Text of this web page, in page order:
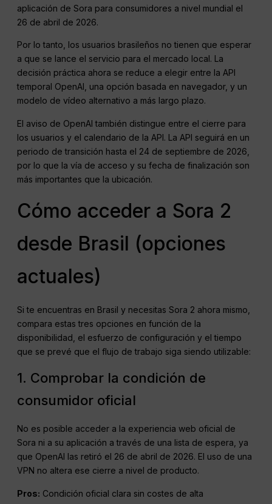
aplicación de Sora para consumidores a nivel mundial el
26 de abril de 2026.
Por lo tanto, los usuarios brasileños no tienen que esperar
a que se lance el servicio para el mercado local. La
decisión práctica ahora se reduce a elegir entre la API
temporal OpenAI, una opción basada en navegador, y un
modelo de vídeo alternativo a más largo plazo.
El aviso de OpenAI también distingue entre el cierre para
los usuarios y el calendario de la API. La API seguirá en un
periodo de transición hasta el 24 de septiembre de 2026,
por lo que la vía de acceso y su fecha de finalización son
más importantes que la ubicación.
Cómo acceder a Sora 2
desde Brasil (opciones
actuales)
Si te encuentras en Brasil y necesitas Sora 2 ahora mismo,
compara estas tres opciones en función de la
disponibilidad, el esfuerzo de configuración y el tiempo
que se prevé que el flujo de trabajo siga siendo utilizable:
1. Comprobar la condición de
consumidor oficial
No es posible acceder a la experiencia web oficial de
Sora ni a su aplicación a través de una lista de espera, ya
que OpenAI las retiró el 26 de abril de 2026. El uso de una
VPN no altera ese cierre a nivel de producto.
Pros: Condición oficial clara sin costes de alta